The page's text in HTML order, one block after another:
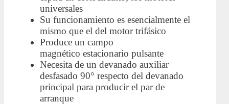
universales
Su funcionamiento es esencialmente el
mismo que el del motor trifásico
Produce un campo
magnético estacionario pulsante
Necesita de un devanado auxiliar
desfasado 90° respecto del devanado
principal para producir el par de
arranque